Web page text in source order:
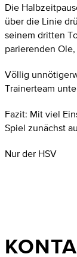
Die
über die Linie
seinem dritten
parierenden
Völlig
Trainerteam
Fazit: Mit viel
Spiel zunächst
Nur der HSV